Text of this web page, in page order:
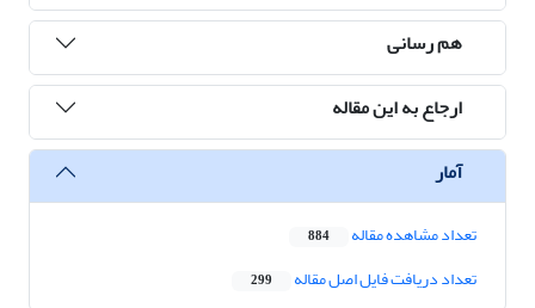
هم رسانی
ارجاع به این مقاله
آمار
تعداد مشاهده مقاله 884
تعداد دریافت فایل اصل مقاله 299